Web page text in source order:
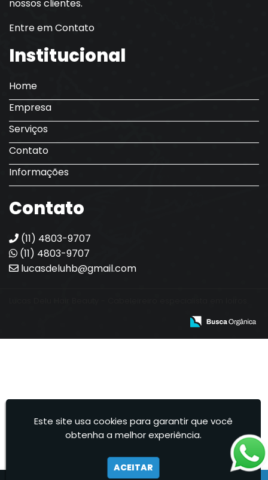
nossos clientes.
Entre em Contato
Institucional
Home
Empresa
Serviços
Contato
Informações
Contato
(11) 4803-9707
(11) 4803-9707
lucasdeluhb@gmail.com
Este site usa cookies para garantir que você
obtenha a melhor experiência.
ACEITAR